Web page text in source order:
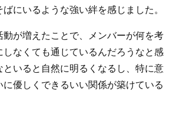
にいるような強い絆を感じました。
が増えたことで、メンバーが何を考
しなくても通じているんだろうなと感
といると自然に明るくなるし、特に意
優しくできるいい関係が築けている